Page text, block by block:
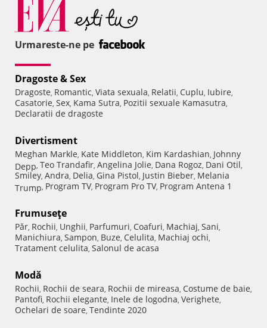
Urmareste-ne pe
Dragoste & Sex
Dragoste, Romantic, Viata sexuala, Relatii, Cuplu, Iubire,
Casatorie, Sex, Kama Sutra, Pozitii sexuale Kamasutra,
Declaratii de dragoste
Divertisment
Meghan Markle, Kate Middleton, Kim Kardashian, Johnny
Depp, Teo Trandafir, Angelina Jolie, Dana Rogoz, Dani Otil,
Smiley, Andra, Delia, Gina Pistol, Justin Bieber, Melania
Trump, Program TV, Program Pro TV, Program Antena 1
Frumuseţe
Păr, Rochii, Unghii, Parfumuri, Coafuri, Machiaj, Sani,
Manichiura, Sampon, Buze, Celulita, Machiaj ochi,
Tratament celulita, Salonul de acasa
Modă
Rochii, Rochii de seara, Rochii de mireasa, Costume de baie,
Pantofi, Rochii elegante, Inele de logodna, Verighete,
Ochelari de soare, Tendinte 2020